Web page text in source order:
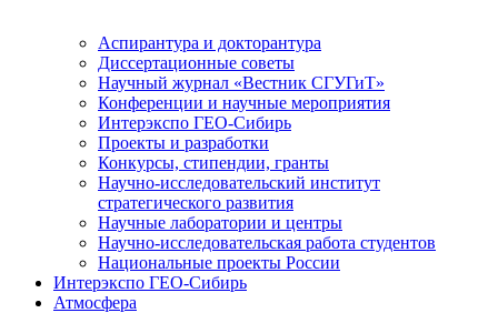
Аспирантура и докторантура
Диссертационные советы
Научный журнал «Вестник СГУГиТ»
Конференции и научные мероприятия
Интерэкспо ГЕО-Сибирь
Проекты и разработки
Конкурсы, стипендии, гранты
Научно-исследовательский институт
стратегического развития
Научные лаборатории и центры
Научно-исследовательская работа студентов
Национальные проекты России
Интерэкспо ГЕО-Сибирь
Атмосфера